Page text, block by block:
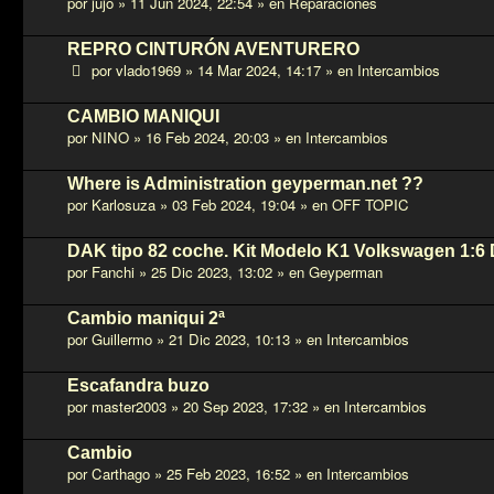
REPRO CINTURÓN AVENTURERO
porvlado1969 » 14 Mar 2024, 14:17 » en Intercambios
CAMBIO MANIQUI
por NINO » 16 Feb 2024, 20:03 » en Intercambios
Where is Administration geyperman.net ??
por Karlosuza » 03 Feb 2024, 19:04 » en OFF TOPIC
DAK tipo 82 coche. Kit Modelo K1 Volkswagen 1:6
por Fanchi » 25 Dic 2023, 13:02 » en Geyperman
Cambio maniqui 2ª
porGuillermo » 21 Dic 2023, 10:13 » en Intercambios
Escafandra buzo
por master2003 » 20 Sep 2023, 17:32 » en Intercambios
Cambio
porCarthago » 25 Feb 2023, 16:52 » en Intercambios